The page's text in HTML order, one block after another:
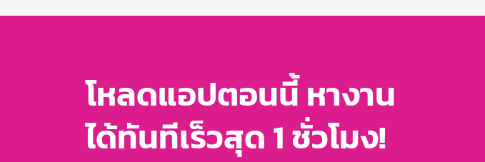
โหลดแอปตอนนี้ หางาน
ได้ทันทีเร็วสุด 1 ชั่วโมง!